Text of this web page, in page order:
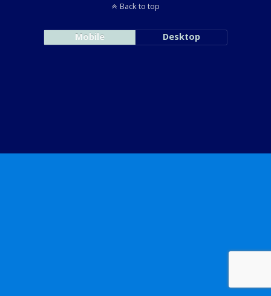
Back to top
Mobile Desktop